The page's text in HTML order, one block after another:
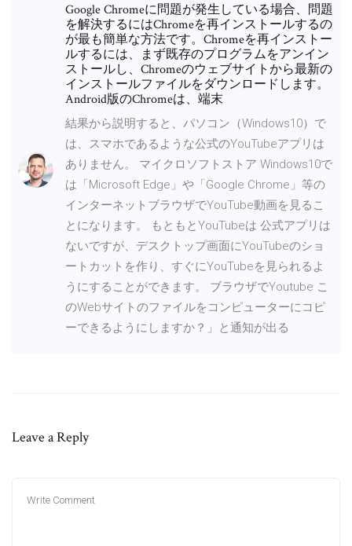
Google Chromeに問題が発生している場合、問題
を解決するにはChromeを再インストールするの
が最も簡単な方法です。Chromeを再インストー
ルするには、まず既存のプログラムをアンイン
ストールし、Chromeのウェブサイトから最新の
インストールファイルをダウンロードします。
Android版のChromeは、端末
結果から説明すると、パソコン（Windows10）で
は、スマホであるような公式のYouTubeアプリは
ありません。 マイクロソフトストア Windows10で
は「Microsoft Edge」や「Google Chrome」等の
インターネットブラウザでYouTube動画を見るこ
とになります。 もともとYouTubeは 公式アプリは
ないですが、デスクトップ画面にYouTubeのショ
ートカットを作り、すぐにYouTubeを見られるよ
うにすることができます。 ブラウザでYoutube こ
のWebサイトのファイルをコンピューターにコピ
ーできるようにしますか？」と通知が出る
Leave a Reply